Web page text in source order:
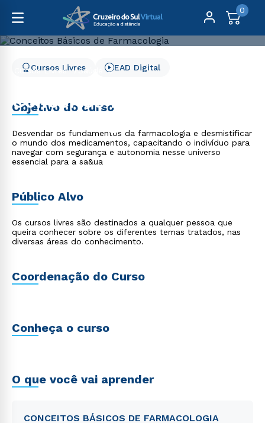
0
Cursos Livres
Saúde
Conceitos Básicos de
Farmacologia
Cursos Livres EAD Digital
Objetivo do curso
Desvendar os fundamentos da farmacologia e desmistificar
o mundo dos medicamentos, capacitando o indivíduo para
navegar com segurança e autonomia nesse universo
essencial para a sa&ua
Público Alvo
Os cursos livres são destinados a qualquer pessoa que
queira conhecer sobre os diferentes temas tratados, nas
diversas áreas do conhecimento.
Coordenação do Curso
Conheça o curso
O que você vai aprender
CONCEITOS BÁSICOS DE FARMACOLOGIA